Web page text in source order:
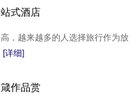
式酒店
，越来越多的人选择旅行作为放
[详细]
作品赏